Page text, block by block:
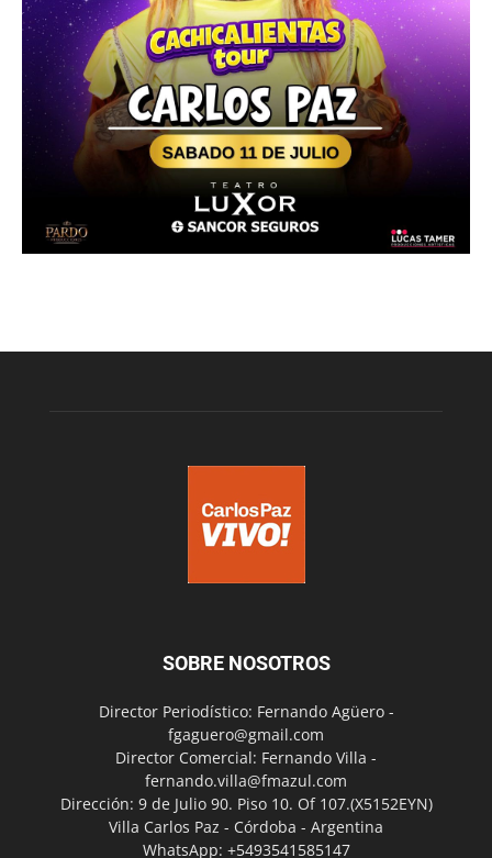
SOBRE NOSOTROS
Director Periodístico: Fernando Agüero -
fgaguero@gmail.com
Director Comercial: Fernando Villa -
fernando.villa@fmazul.com
Dirección: 9 de Julio 90. Piso 10. Of 107.(X5152EYN)
Villa Carlos Paz - Córdoba - Argentina
WhatsApp: +5493541585147